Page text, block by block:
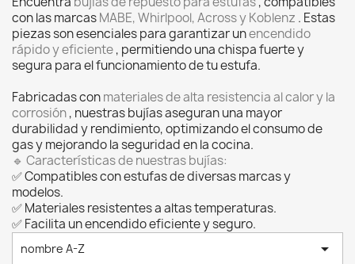
con las marcasMABE, Whirlpool, Across y Koblenz . Estas
piezas son esenciales para garantizar unencendido
rápido y eficiente, permitiendo una chispa fuerte y
segura para el funcionamiento de tu estufa.
Fabricadas conmateriales de alta resistencia al calor y la
corrosión, nuestras bujías aseguran una mayor
durabilidad y rendimiento, optimizando el consumo de
gas y mejorando la seguridad en la cocina.
🔹 Características de nuestras bujías:
✅ Compatibles con estufas de diversas marcas y
modelos.
✅ Materiales resistentes a altas temperaturas.
✅ Facilita un encendido eficiente y seguro.
nombre A-Z 